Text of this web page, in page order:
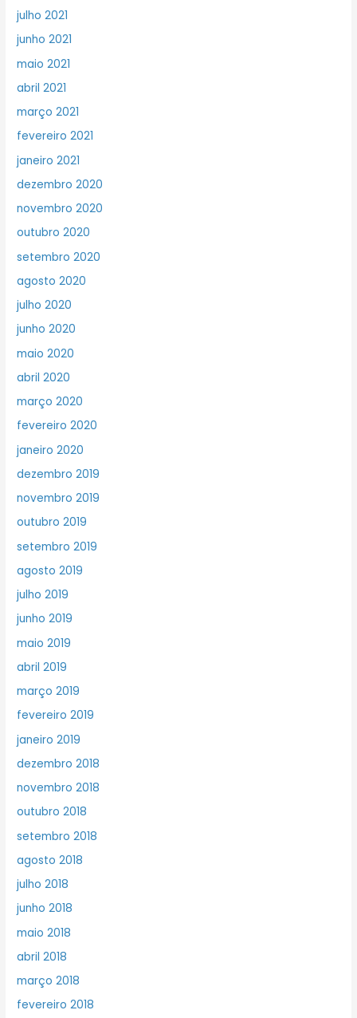
julho 2021
junho 2021
maio 2021
abril 2021
março 2021
fevereiro 2021
janeiro 2021
dezembro 2020
novembro 2020
outubro 2020
setembro 2020
agosto 2020
julho 2020
junho 2020
maio 2020
abril 2020
março 2020
fevereiro 2020
janeiro 2020
dezembro 2019
novembro 2019
outubro 2019
setembro 2019
agosto 2019
julho 2019
junho 2019
maio 2019
abril 2019
março 2019
fevereiro 2019
janeiro 2019
dezembro 2018
novembro 2018
outubro 2018
setembro 2018
agosto 2018
julho 2018
junho 2018
maio 2018
abril 2018
março 2018
fevereiro 2018